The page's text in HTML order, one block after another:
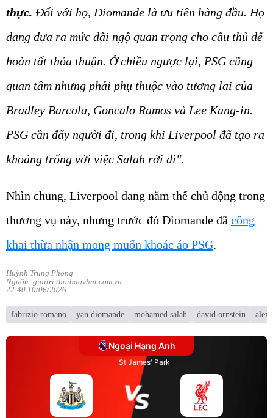
thực. Đối với họ, Diomande là ưu tiên hàng đầu. Họ
đang đưa ra mức đãi ngộ quan trọng cho cầu thủ để
hoàn tất thỏa thuận. Ở chiều ngược lại, PSG cũng
quan tâm nhưng phải phụ thuộc vào tương lai của
Bradley Barcola, Goncalo Ramos và Lee Kang-in.
PSG cần đẩy người đi, trong khi Liverpool đã tạo ra
khoảng trống với việc Salah rời đi".
Nhìn chung, Liverpool đang nắm thế chủ động trong
thương vụ này, nhưng trước đó Diomande đã công
khai thừa nhận mong muốn khoác áo PSG.
Huỳnh Trung Phong
Nguồn: giaitri.thoibaovhnt.com.vn
22:40 10/06/2026
fabrizio romano yan diomande mohamed salah david ornstein
Ngoại Hạng Anh
St James' Park